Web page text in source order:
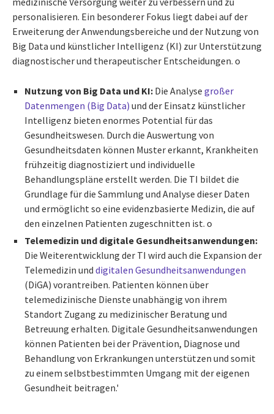
personalisieren. Ein besonderer Fokus liegt dabei auf der
Erweiterung der Anwendungsbereiche und der Nutzung von
Big Data und künstlicher Intelligenz (KI) zur Unterstützung
diagnostischer und therapeutischer Entscheidungen. o
Nutzung von Big Data und KI: Die Analyse großer
Datenmengen (Big Data) und der Einsatz künstlicher
Intelligenz bieten enormes Potential für das
Gesundheitswesen. Durch die Auswertung von
Gesundheitsdaten können Muster erkannt, Krankheiten
frühzeitig diagnostiziert und individuelle
Behandlungspläne erstellt werden. Die TI bildet die
Grundlage für die Sammlung und Analyse dieser Daten
und ermöglicht so eine evidenzbasierte Medizin, die auf
den einzelnen Patienten zugeschnitten ist. o
Telemedizin und digitale Gesundheitsanwendungen:
Die Weiterentwicklung der TI wird auch die Expansion der
Telemedizin und digitalen Gesundheitsanwendungen
(DiGA) vorantreiben. Patienten können über
telemedizinische Dienste unabhängig von ihrem
Standort Zugang zu medizinischer Beratung und
Betreuung erhalten. Digitale Gesundheitsanwendungen
können Patienten bei der Prävention, Diagnose und
Behandlung von Erkrankungen unterstützen und somit
zu einem selbstbestimmten Umgang mit der eigenen
Gesundheit beitragen.'